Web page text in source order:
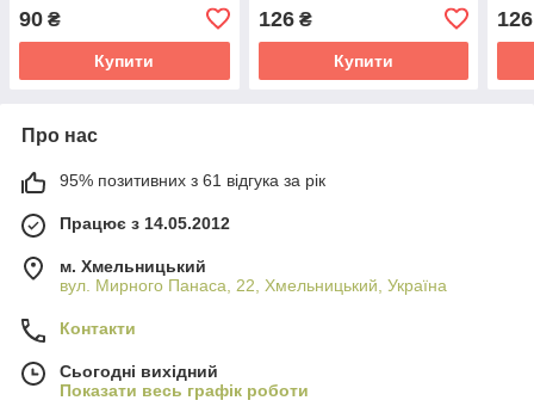
90 ₴
Купити
126₴
Купити
126
Про нас
95% позитивних з 61 відгука за рік
Працює з 14.05.2012
м. Хмельницький
вул. Мирного Панаса, 22, Хмельницький, Україна
Контакти
Сьогодні вихідний
Показати весь графік роботи